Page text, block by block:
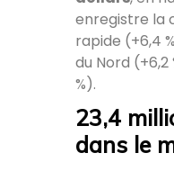
enregistre la
rapide (+6,4
du Nord (+6,2
%).
23,4
dans le